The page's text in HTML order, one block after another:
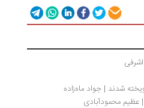
| جواد ماه‌زاده